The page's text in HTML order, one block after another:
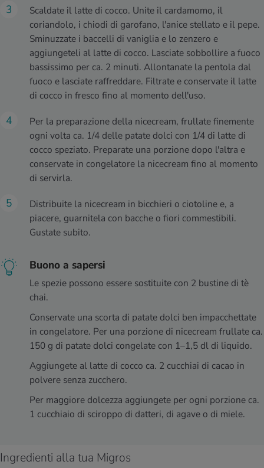
Scaldate il latte di cocco. Unite il cardamomo, il
coriandolo, i chiodi di garofano, l'anice stellato e il pepe.
Sminuzzate i baccelli di vaniglia e lo zenzero e
aggiungeteli al latte di cocco. Lasciate sobbollire a fuoco
bassissimo per ca. 2 minuti. Allontanate la pentola dal
fuoco e lasciate raffreddare. Filtrate e conservate il latte
di cocco in fresco fino al momento dell'uso.
Per la preparazione della nicecream, frullate finemente
ogni volta ca. 1/4 delle patate dolci con 1/4 di latte di
cocco speziato. Preparate una porzione dopo l'altra e
conservate in congelatore la nicecream fino al momento
di servirla.
Distribuite la nicecream in bicchieri o ciotoline e, a
piacere, guarnitela con bacche o fiori commestibili.
Gustate subito.
Buono a sapersi
Le spezie possono essere sostituite con 2 bustine di tè
chai.
Conservate una scorta di patate dolci ben impacchettate
in congelatore. Per una porzione di nicecream frullate ca.
150 g di patate dolci congelate con 1–1,5 dl di liquido.
Aggiungete al latte di cocco ca. 2 cucchiai di cacao in
polvere senza zucchero.
Per maggiore dolcezza aggiungete per ogni porzione ca.
1 cucchiaio di sciroppo di datteri, di agave o di miele.
Ingredienti alla tua Migros